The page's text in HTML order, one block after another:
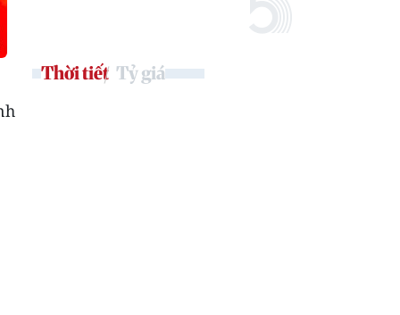
Thời tiết Tỷ giá